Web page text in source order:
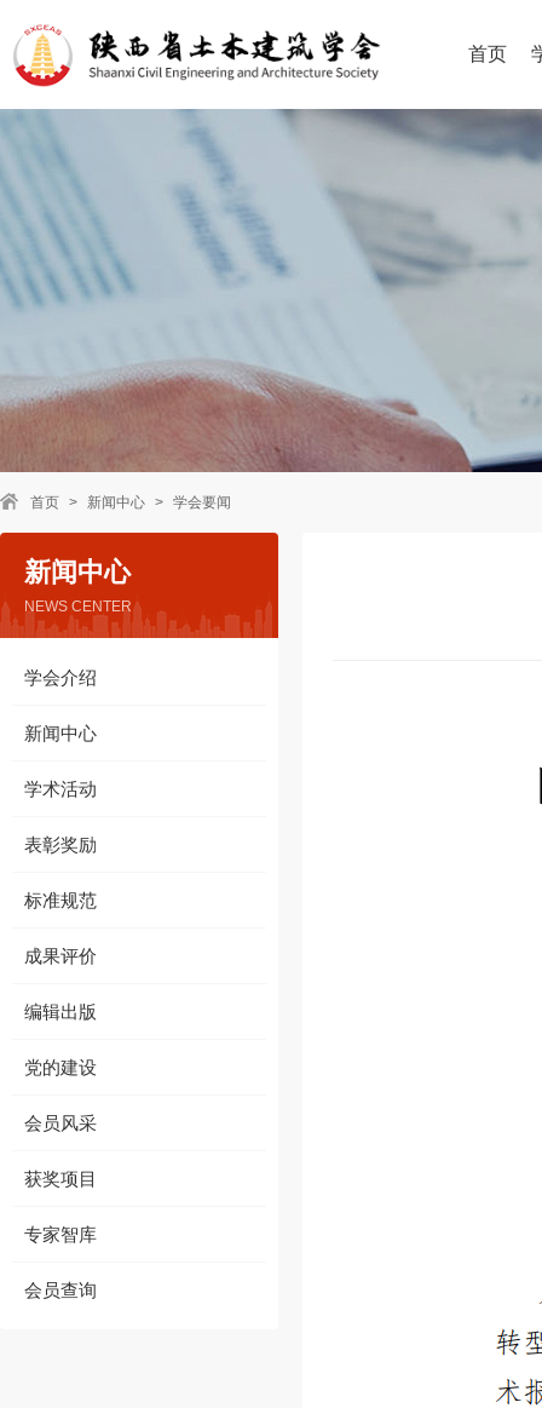
首页
首页 > 新闻中心 > 学会要闻
新闻中心
NEWS CENTER
学会介绍
新闻中心
学术活动
表彰奖励
标准规范
成果评价
编辑出版
党的建设
会员风采
获奖项目
专家智库
会员查询